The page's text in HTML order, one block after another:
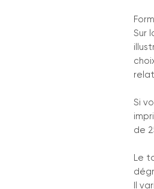
Sur
Si
de
Le
Il